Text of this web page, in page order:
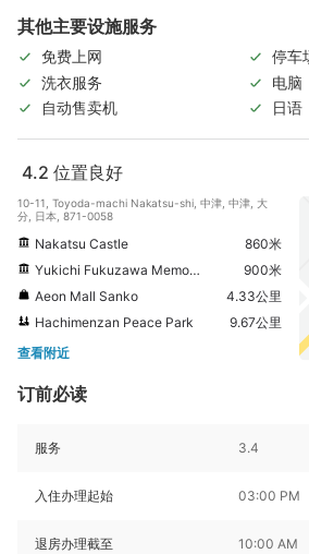
其他主要设施服务
免费上网
停车
洗衣服务
电脑
自动售卖机
日语
4.2 位置良好
10-11, Toyoda-machi Nakatsu-shi, 中津, 中津, 大
分, 日本, 871-0058
Nakatsu Castle
860米
Yukichi Fukuzawa Memorial Museum
900米
Aeon Mall Sanko
4.33公里
Hachimenzan Peace Park
9.67公里
查看附近
订前必读
服务 3.4
入住办理起始 03:00 PM
退房办理截至 10:00 AM